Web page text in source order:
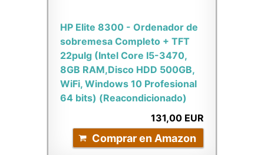
HP Elite 8300 - Ordenador de
sobremesa Completo + TFT
22pulg (Intel Core I5-3470,
8GB RAM,Disco HDD 500GB,
WiFi, Windows 10 Profesional
64 bits) (Reacondicionado)
131,00 EUR
Comprar en Amazon